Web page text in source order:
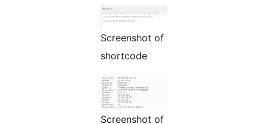
Screenshot of
shortcode
Screenshot of